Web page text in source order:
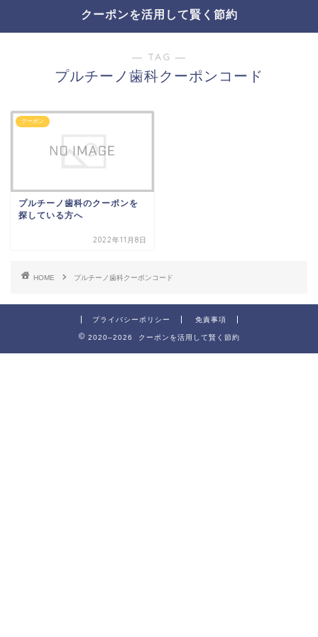
クーポンを活用して賢く節約
― TAG ―
プルチーノ歯科クーポンコード
クーポン
プルチーノ歯科のクーポンを
探している方へ
2022年11月8日
HOME プルチーノ歯科クーポンコード
プライバシーポリシー 免責事項
2020–2026 クーポンを活用して賢く節約